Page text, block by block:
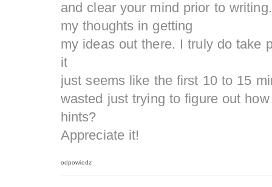
and clear your mind prior to
my thoughts in getting
my ideas out there. I truly do take
it
just seems like the first 10 to 15
wasted just trying to figure out
hints?
Appreciate it!
odpowiedz